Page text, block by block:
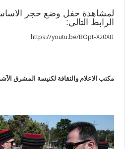
لمشاهدة حفل وضع حجر
الرابط التالي:
https://youtu.be/BOpt-Xz0XtI
مكتب الاعلام والثقافة لكنيسة المشرق